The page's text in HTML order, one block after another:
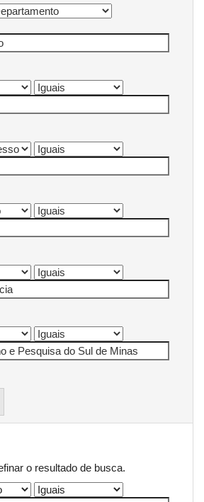
o resultado de busca.